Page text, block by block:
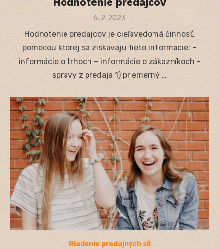
Posted
6. 2. 2023
Hodnotenie predajcov je cieľavedomá činnosť,
pomocou ktorej sa získavajú tieto informácie: –
informácie o trhoch – informácie o zákazníkoch –
správy z predaja 1) priemerný …
Riadenie predajných síl